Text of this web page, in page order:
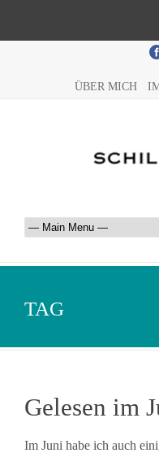
ÜBER MICH
TAG
Gelesen im
Im Juni habe ich auch